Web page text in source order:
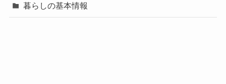
暮らしの基本情報